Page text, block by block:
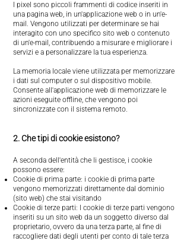
I pixel sono piccoli frammenti di codice inseriti in
una pagina web, in un'applicazione web o in un'e-
mail. Vengono utilizzati per determinare se hai
interagito con uno specifico sito web o contenuto
di un'e-mail, contribuendo a misurare e migliorare i
servizi e a personalizzare la tua esperienza.
La memoria locale viene utilizzata per memorizzare
i dati sul computer o sul dispositivo mobile.
Consente all'applicazione web di memorizzare le
azioni eseguite offline, che vengono poi
sincronizzate con il sistema remoto.
2. Che tipi di cookie esistono?
A seconda dell'entità che li gestisce, i cookie
possono essere:
Cookie di prima parte: i cookie di prima parte
vengono memorizzati direttamente dal dominio
(sito web) che stai visitando
Cookie di terze parti: I cookie di terze parti vengono
inseriti su un sito web da un soggetto diverso dal
proprietario, ovvero da una terza parte, al fine di
raccogliere dati degli utenti per conto di tale terza